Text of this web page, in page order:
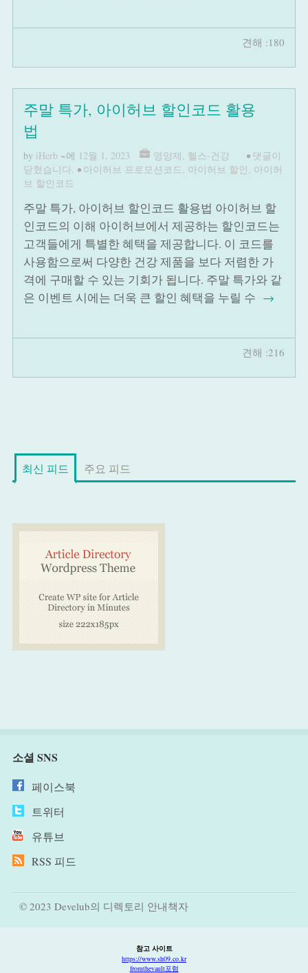
견해 :180
주말 특가, 아이허브 할인코드 활용
법
by iHerb ~에 12월 1, 2023 영양제, 헬스-건강 • 댓글이
닫혔습니다. • 아이허브 프로모션코드, 아이허브 할인, 아이허
브 할인코드
주말 특가, 아이허브 할인코드 활용법 아이허브 할
인코드의 이해 아이허브에서 제공하는 할인코드는
고객들에게 특별한 혜택을 제공합니다. 이 코드를
사용함으로써 다양한 건강 제품을 보다 저렴한 가
격에 구매할 수 있는 기회가 됩니다. 주말 특가와 같
은 이벤트 시에는 더욱 큰 할인 혜택을 누릴 수 →
견해 :216
최신 피드 주요 피드
소셜 SNS
페이스북
트위터
유튜브
RSS 피드
© 2023 Develub의 디렉토리 안내책자
참고 사이트
https://www.sh09.co.kr
fromthevault포럼